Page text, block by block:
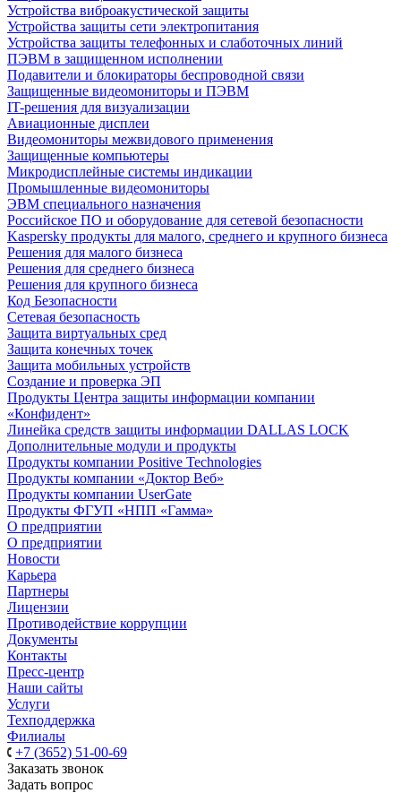
Устройства виброакустической защиты
Устройства защиты сети электропитания
Устройства защиты телефонных и слаботочных линий
ПЭВМ в защищенном исполнении
Подавители и блокираторы беспроводной связи
Защищенные видеомониторы и ПЭВМ
IT-решения для визуализации
Авиационные дисплеи
Видеомониторы межвидового применения
Защищенные компьютеры
Микродисплейные системы индикации
Промышленные видеомониторы
ЭВМ специального назначения
Российское ПО и оборудование для сетевой безопасности
Kaspersky продукты для малого, среднего и крупного бизнеса
Решения для малого бизнеса
Решения для среднего бизнеса
Решения для крупного бизнеса
Код Безопасности
Сетевая безопасность
Защита виртуальных сред
Защита конечных точек
Защита мобильных устройств
Создание и проверка ЭП
Продукты Центра защиты информации компании
«Конфидент»
Линейка средств защиты информации DALLAS LOCK
Дополнительные модули и продукты
Продукты компании Positive Technologies
Продукты компании «Доктор Веб»
Продукты компании UserGate
Продукты ФГУП «НПП «Гамма»
О предприятии
О предприятии
Новости
Карьера
Партнеры
Лицензии
Противодействие коррупции
Документы
Контакты
Пресс-центр
Наши сайты
Услуги
Техподдержка
Филиалы
+7 (3652) 51-00-69
Заказать звонок
Задать вопрос